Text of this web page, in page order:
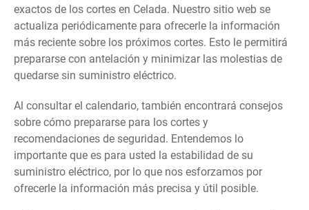
exactos de los cortes en Celada. Nuestro sitio web se
actualiza periódicamente para ofrecerle la información
más reciente sobre los próximos cortes. Esto le permitirá
prepararse con antelación y minimizar las molestias de
quedarse sin suministro eléctrico.
Al consultar el calendario, también encontrará consejos
sobre cómo prepararse para los cortes y
recomendaciones de seguridad. Entendemos lo
importante que es para usted la estabilidad de su
suministro eléctrico, por lo que nos esforzamos por
ofrecerle la información más precisa y útil posible.